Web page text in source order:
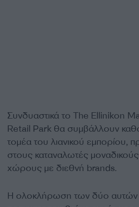
Συνδυαστικά το The Ellinikon
Retail Park θα συμβάλλουν
τομέα του λιανικού εμπορίου,
στους καταναλωτές
χώρους με διεθνή brands.
Η ολοκλήρωση των δύο αυτών